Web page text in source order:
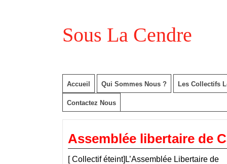
Sous La Cendre
Accueil Qui Sommes Nous ? Les Collectifs
Contactez Nous
Assemblée libertaire de
[ Collectif éteint]L’Assemblée Libertaire de